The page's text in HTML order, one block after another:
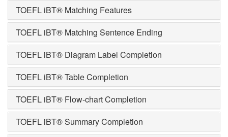
TOEFL iBT® Matching Features
TOEFL iBT® Matching Sentence Ending
TOEFL iBT® Diagram Label Completion
TOEFL iBT® Table Completion
TOEFL iBT® Flow-chart Completion
TOEFL iBT® Summary Completion